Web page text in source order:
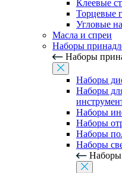
Клеевые
Торцевые
Угловые
Масла и спреи
Наборы
Наборы
Наборы
Наборы
Наборы
Наборы
Наборы
Наборы
Наборы